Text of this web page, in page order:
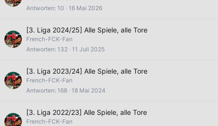
Antworten 10 16 Mai 2026
[3. Liga 2024/25] Alle Spiele, alle Tore
French-FCK-Fan
Antworten 132 11 Juli 2025
[3. Liga 2023/24] Alle Spiele, alle Tore
French-FCK-Fan
Antworten 168 18 Mai 2024
[3. Liga 2022/23] Alle Spiele, alle Tore
French-FCK-Fan